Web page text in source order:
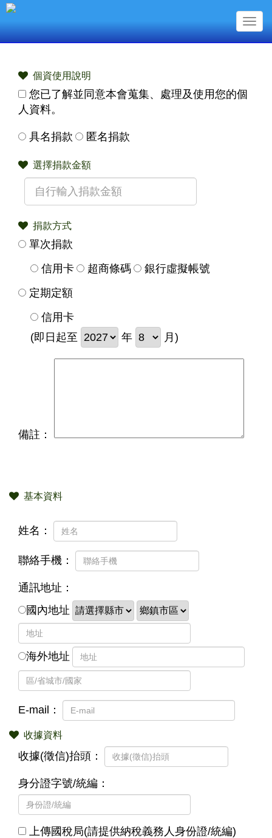
個資使用說明
您已了解並同意本會蒐集、處理及使用您的個
人資料。
具名捐款 匿名捐款
選擇捐款金額
捐款方式
單次捐款
信用卡
超商條碼
銀行虛擬帳號
定期定額
信用卡
(即日起至
年 月)
備註：
基本資料
姓名：
聯絡手機：
通訊地址：
國內地址
海外地址
E-mail：
收據資料
收據(徵信)抬頭：
身分證字號/統編：
上傳國稅局(請提供納稅義務人身份證/統編)